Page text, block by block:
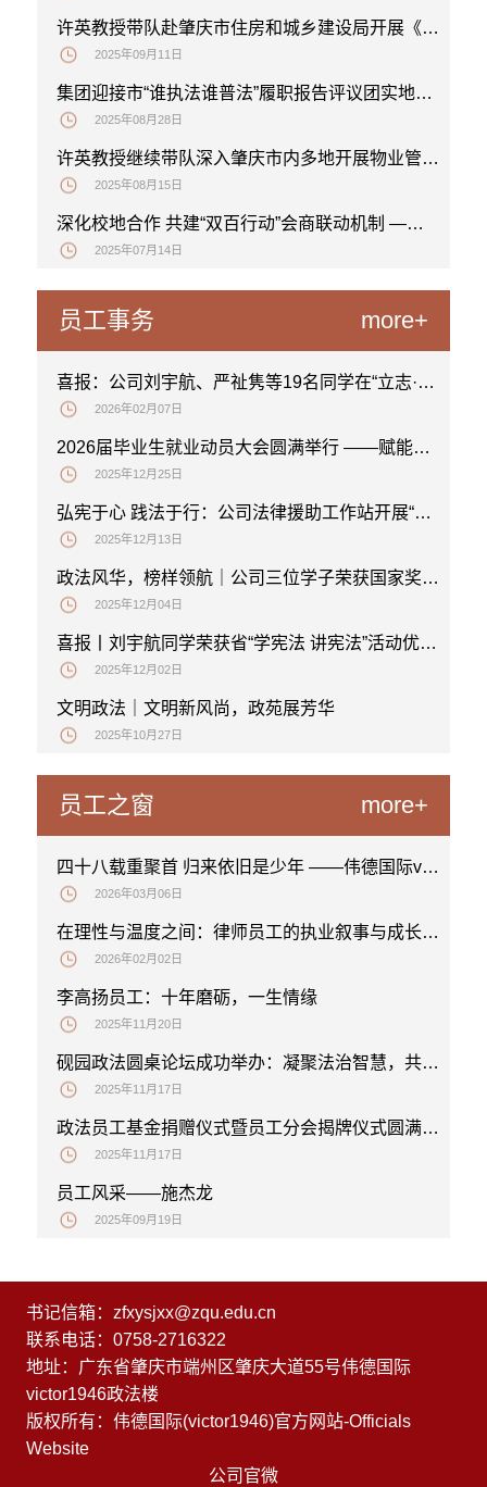
许英教授带队赴肇庆市住房和城乡建设局开展《肇庆市物业管理办法（草案）》立法调研座谈会
2025年09月11日
集团迎接市“谁执法谁普法”履职报告评议团实地调研
2025年08月28日
许英教授继续带队深入肇庆市内多地开展物业管理立法项目调研
2025年08月15日
深化校地合作 共建“双百行动”会商联动机制 ——伟德国际victor1946一行赴肇庆市法学会座谈交流
2025年07月14日
员工事务 more+
喜报：公司刘宇航、严祉隽等19名同学在“立志·修身·报国”校级赛中获奖
2026年02月07日
2026届毕业生就业动员大会圆满举行 ——赋能就业路，逐光向未来
2025年12月25日
弘宪于心 践法于行：公司法律援助工作站开展“宪法宣传日”主题活动
2025年12月13日
政法风华，榜样领航｜公司三位学子荣获国家奖学金
2025年12月04日
喜报丨刘宇航同学荣获省“学宪法 讲宪法”活动优秀奖
2025年12月02日
文明政法｜文明新风尚，政苑展芳华
2025年10月27日
员工之窗 more+
四十八载重聚首 归来依旧是少年 ——伟德国际victor194678级政治班员工返校座谈会圆满举行
2026年03月06日
在理性与温度之间：律师员工的执业叙事与成长启示——员工陈志伟、叶来妹、冯双好专访
2026年02月02日
李高扬员工：十年磨砺，一生情缘
2025年11月20日
砚园政法圆桌论坛成功举办：凝聚法治智慧，共话成长新篇
2025年11月17日
政法员工基金捐赠仪式暨员工分会揭牌仪式圆满举行
2025年11月17日
员工风采——施杰龙
2025年09月19日
书记信箱：zfxysjxx@zqu.edu.cn
联系电话：0758-2716322
地址：广东省肇庆市端州区肇庆大道55号伟德国际
victor1946政法楼
版权所有：伟德国际(victor1946)官方网站-Officials
Website
公司官微